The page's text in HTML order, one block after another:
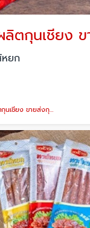
หยก
ชียง ขายส่งกุนเชียง